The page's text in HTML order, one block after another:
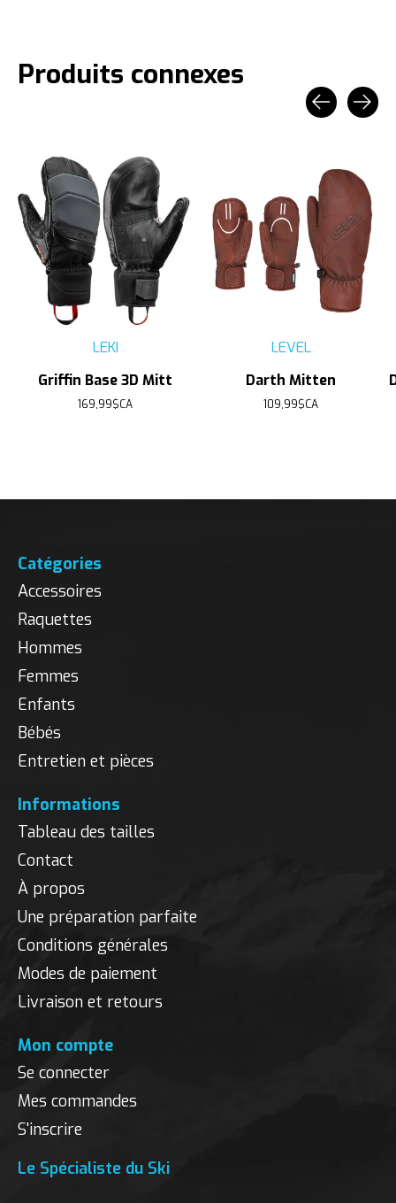
Produits connexes
LEKI
Griffin Base 3D Mitt
169,99$CA
LEVEL
Darth Mitten
109,99$CA
Catégories
Accessoires
Raquettes
Hommes
Femmes
Enfants
Bébés
Entretien et pièces
Informations
Tableau des tailles
Contact
À propos
Une préparation parfaite
Conditions générales
Modes de paiement
Livraison et retours
Mon compte
Se connecter
Mes commandes
S'inscrire
Le Spécialiste du Ski